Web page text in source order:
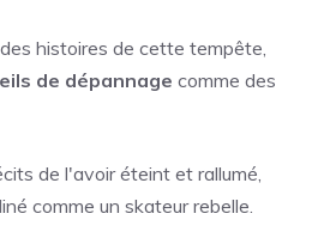
histoires de cette tempête,
de dépannage comme des
de l'avoir éteint et rallumé,
comme un skateur rebelle.